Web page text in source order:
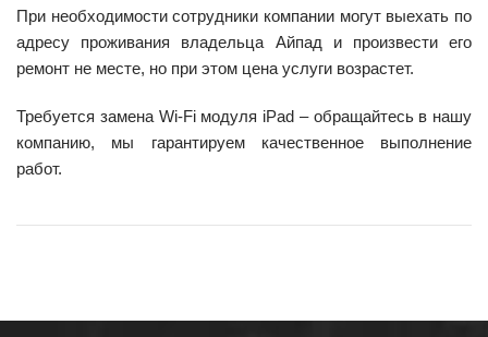
При необходимости сотрудники компании могут выехать по
адресу проживания владельца Айпад и произвести его
ремонт не месте, но при этом цена услуги возрастет.
Требуется замена Wi-Fi модуля iPad – обращайтесь в нашу
компанию, мы гарантируем качественное выполнение
работ.